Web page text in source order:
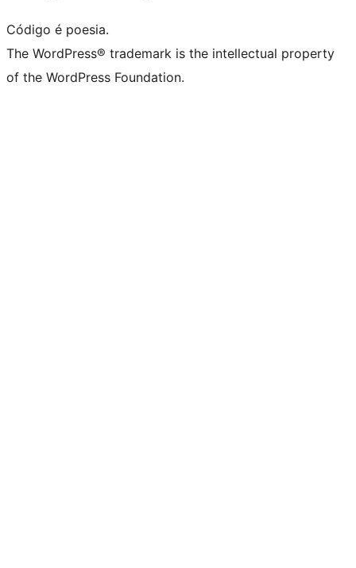
Código é poesia.
The WordPress® trademark is the intellectual property
of the WordPress Foundation.